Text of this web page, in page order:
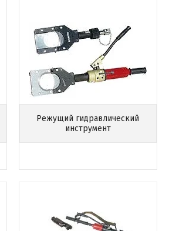
Режущий гидравлический
инструмент